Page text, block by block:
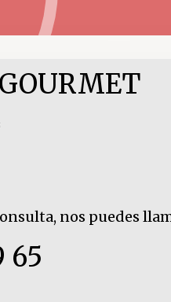
nos puedes
65